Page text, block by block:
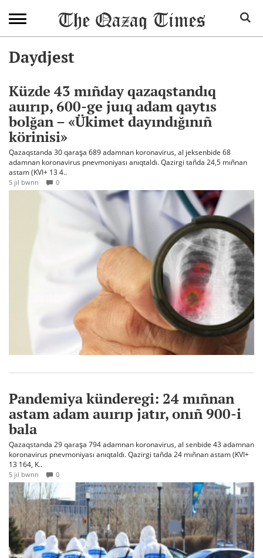
Daydjest
Küzde 43 mıñday qazaqstandıq
auırıp, 600-ge juıq adam qaytıs
bolğan – «Ükimet dayındığınıñ
körinisi»
Qazaqstanda 30 qaraşa 689 adamnan koronavirus, al jeksenbide 68
adamnan koronavirus pnevmoniyası anıqtaldı. Qazirgi tañda 24,5 mıñnan
astam (KVI+ 13 4..
5 jıl bwrın 0
Pandemiya künderegi: 24 mıñnan
astam adam auırıp jatır, onıñ 900-i
bala
Qazaqstanda 29 qaraşa 794 adamnan koronavirus, al senbide 43 adamnan
koronavirus pnevmoniyası anıqtaldı. Qazirgi tañda 24 mıñnan astam (KVI+
13 164, K..
5 jıl bwrın 0